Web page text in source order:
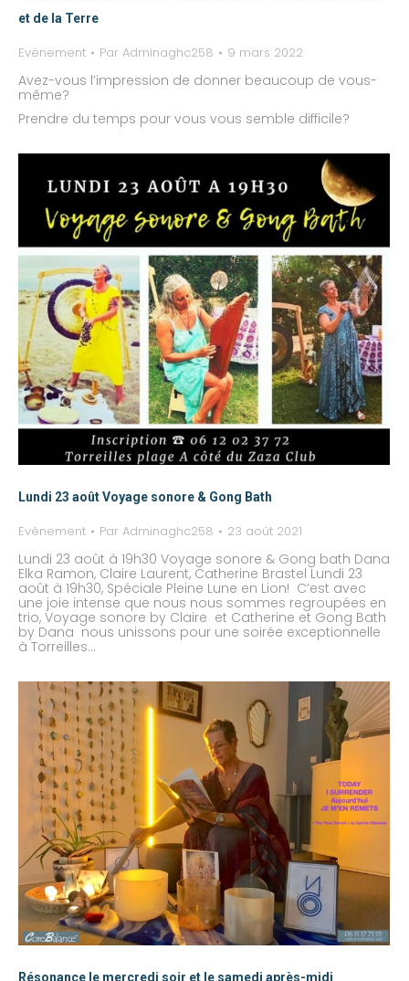
et de la Terre
Evènement Par Adminaghc258 9 mars 2022
Avez-vous l’impression de donner beaucoup de vous-
même?
Prendre du temps pour vous vous semble difficile?
Lundi 23 août Voyage sonore & Gong Bath
Evènement Par Adminaghc258 23 août 2021
Lundi 23 août à 19h30 Voyage sonore & Gong bath Dana
Elka Ramon, Claire Laurent, Catherine Brastel Lundi 23
août à 19h30, Spéciale Pleine Lune en Lion! C’est avec
une joie intense que nous nous sommes regroupées en
trio, Voyage sonore by Claire et Catherine et Gong Bath
by Dana nous unissons pour une soirée exceptionnelle
à Torreilles…
Résonance le mercredi soir et le samedi après-midi